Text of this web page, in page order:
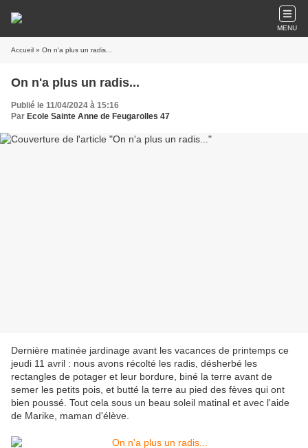
MENU
Accueil » On n'a plus un radis...
On n'a plus un radis...
Publié le 11/04/2024 à 15:16
Par Ecole Sainte Anne de Feugarolles 47
Dernière matinée jardinage avant les vacances de printemps ce
jeudi 11 avril : nous avons récolté les radis, désherbé les
rectangles de potager et leur bordure, biné la terre avant de
semer les petits pois, et butté la terre au pied des fèves qui ont
bien poussé. Tout cela sous un beau soleil matinal et avec l'aide
de Marike, maman d'élève.